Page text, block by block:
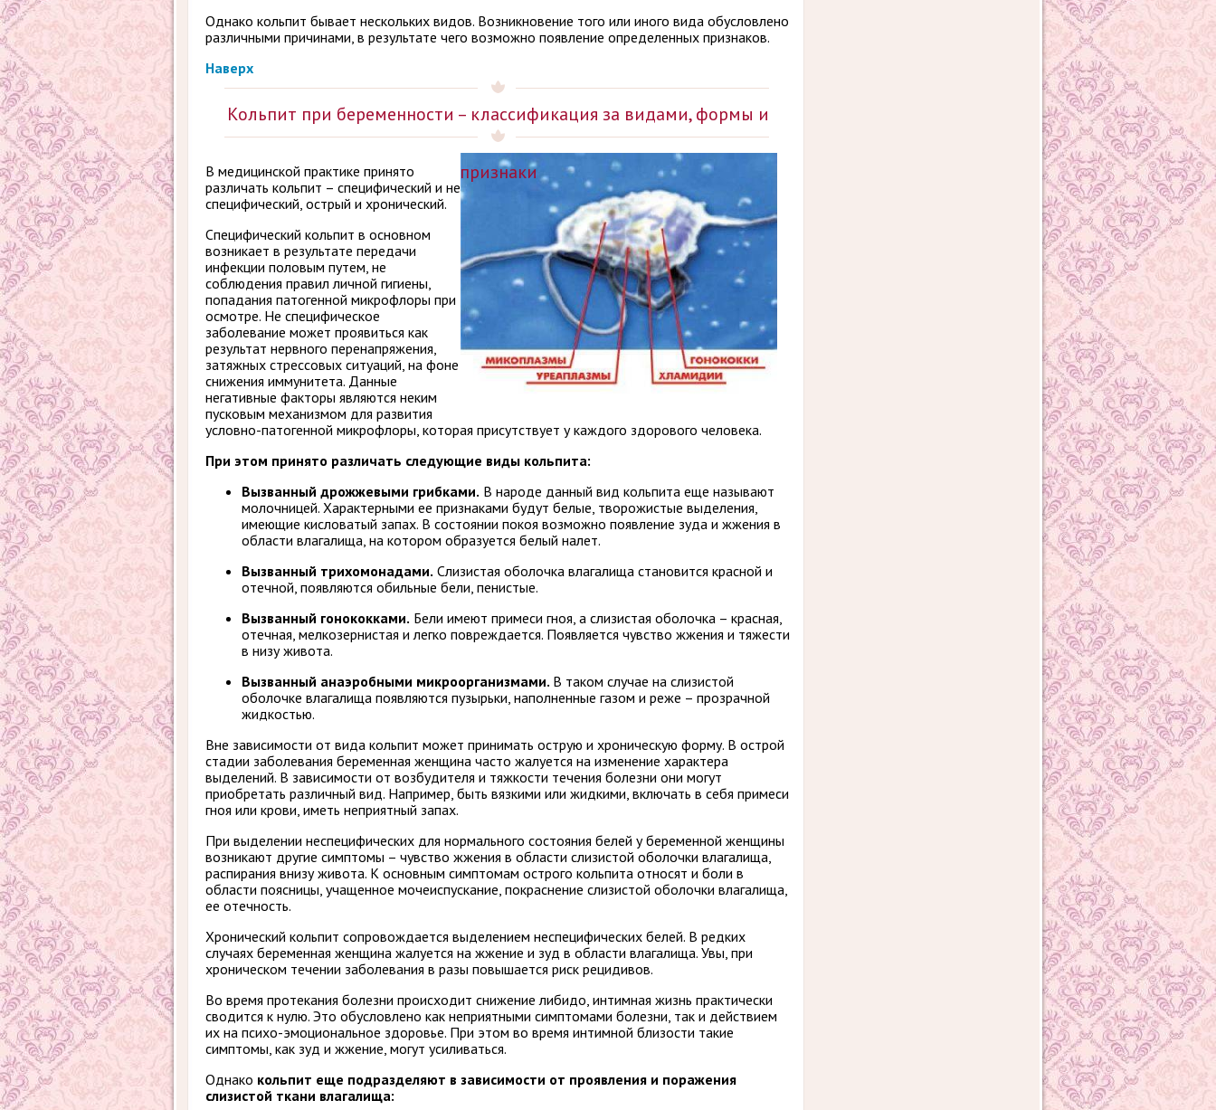
Однако кольпит бывает нескольких видов. Возникновение того или иного вида обусловлено
различными причинами, в результате чего возможно появление определенных признаков.
Наверх
Кольпит при беременности – классификация за видами, формы и
признаки
В медицинской практике принято
различать кольпит – специфический и не
специфический, острый и хронический.
Специфический кольпит в основном
возникает в результате передачи
инфекции половым путем, не
соблюдения правил личной гигиены,
попадания патогенной микрофлоры при
осмотре. Не специфическое
заболевание может проявиться как
результат нервного перенапряжения,
затяжных стрессовых ситуаций, на фоне
снижения иммунитета. Данные
негативные факторы являются неким
пусковым механизмом для развития
условно-патогенной микрофлоры, которая присутствует у каждого здорового человека.
При этом принято различать следующие виды кольпита:
Вызванный дрожжевыми грибками. В народе данный вид кольпита еще называют
молочницей. Характерными ее признаками будут белые, творожистые выделения,
имеющие кисловатый запах. В состоянии покоя возможно появление зуда и жжения в
области влагалища, на котором образуется белый налет.
Вызванный трихомонадами. Слизистая оболочка влагалища становится красной и
отечной, появляются обильные бели, пенистые.
Вызванный гонококками. Бели имеют примеси гноя, а слизистая оболочка – красная,
отечная, мелкозернистая и легко повреждается. Появляется чувство жжения и тяжести
в низу живота.
Вызванный анаэробными микроорганизмами. В таком случае на слизистой
оболочке влагалища появляются пузырьки, наполненные газом и реже – прозрачной
жидкостью.
Вне зависимости от вида кольпит может принимать острую и хроническую форму. В острой
стадии заболевания беременная женщина часто жалуется на изменение характера
выделений. В зависимости от возбудителя и тяжкости течения болезни они могут
приобретать различный вид. Например, быть вязкими или жидкими, включать в себя примеси
гноя или крови, иметь неприятный запах.
При выделении неспецифических для нормального состояния белей у беременной женщины
возникают другие симптомы – чувство жжения в области слизистой оболочки влагалища,
распирания внизу живота. К основным симптомам острого кольпита относят и боли в
области поясницы, учащенное мочеиспускание, покраснение слизистой оболочки влагалища,
ее отечность.
Хронический кольпит сопровождается выделением неспецифических белей. В редких
случаях беременная женщина жалуется на жжение и зуд в области влагалища. Увы, при
хроническом течении заболевания в разы повышается риск рецидивов.
Во время протекания болезни происходит снижение либидо, интимная жизнь практически
сводится к нулю. Это обусловлено как неприятными симптомами болезни, так и действием
их на психо-эмоциональное здоровье. При этом во время интимной близости такие
симптомы, как зуд и жжение, могут усиливаться.
Однако кольпит еще подразделяют в зависимости от проявления и поражения
слизистой ткани влагалища: